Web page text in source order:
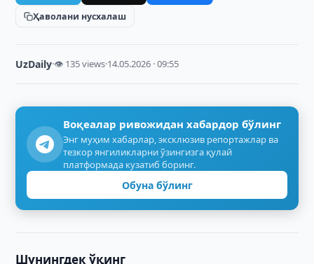
Ҳаволани нусхалаш
UzDaily·👁 135 views·14.05.2026 · 09:55
Воқеалар ривожидан хабардор бўлинг
Энг муҳим хабарлар, эксклюзив репортажлар ва
тезкор янгиликларни ўзингизга қулай
платформада кузатиб боринг.
Обуна бўлинг
Шунингдек ўқинг